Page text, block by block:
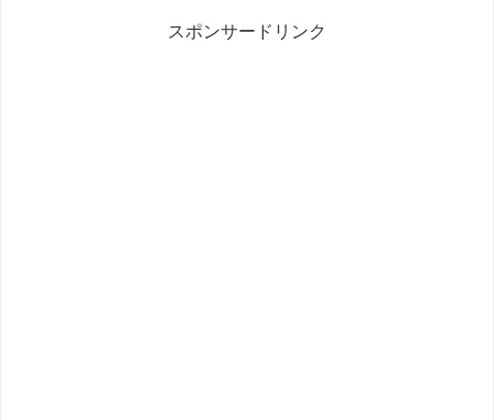
スポンサードリンク